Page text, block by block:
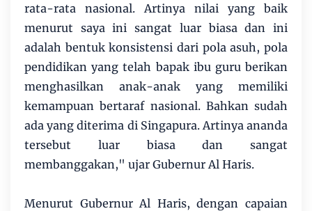
rata-rata nasional. Artinya nilai yang baik
menurut saya ini sangat luar biasa dan ini
adalah bentuk konsistensi dari pola asuh, pola
pendidikan yang telah bapak ibu guru berikan
menghasilkan anak-anak yang memiliki
kemampuan bertaraf nasional. Bahkan sudah
ada yang diterima di Singapura. Artinya ananda
tersebut luar biasa dan sangat
membanggakan," ujar Gubernur Al Haris.
Menurut Gubernur Al Haris, dengan capaian